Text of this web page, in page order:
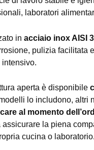
laboratori
in acciaio inox AISI
pulizia facilitata
intensivo.
aperta è disponibile
lo includono, altri
al momento
assicurare la piena
cucina o laboratorio.